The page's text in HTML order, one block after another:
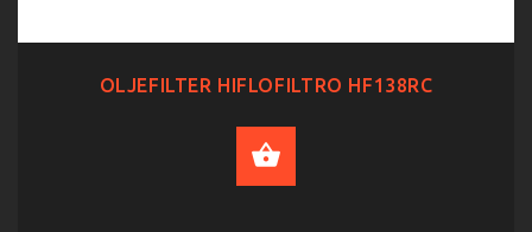
OLJEFILTER HIFLOFILTRO HF138RC